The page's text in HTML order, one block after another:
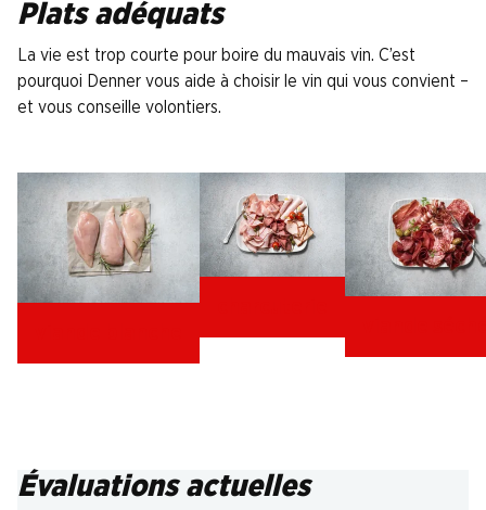
Plats adéquats
La vie est trop courte pour boire du mauvais vin. C’est
pourquoi Denner vous aide à choisir le vin qui vous convient –
et vous conseille volontiers.
Évaluations actuelles